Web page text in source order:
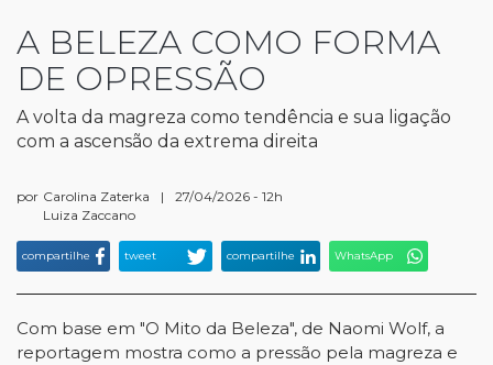
navegação
A BELEZA COMO FORMA
DE OPRESSÃO
A volta da magreza como tendência e sua ligação
com a ascensão da extrema direita
por Carolina Zaterka
Luiza Zaccano
| 27/04/2026 - 12h
compartilhe tweet compartilhe WhatsApp
Com base em "O Mito da Beleza", de Naomi Wolf, a
reportagem mostra como a pressão pela magreza e